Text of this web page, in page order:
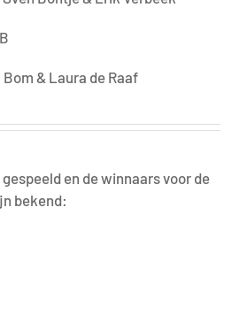
& Laura de Raaf
en de winnaars voor de
bekend: